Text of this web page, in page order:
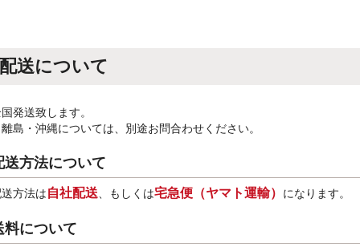
配送について
発送致します。
島・沖縄については、別途お問合わせください。
送方法について
方法は自社配送、もしくは宅急便（ヤマト運輸） になります。
料について